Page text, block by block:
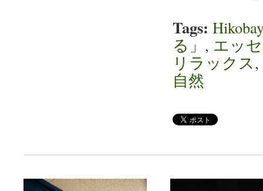
Tags:
る」 , エッ
リラックス,
自然